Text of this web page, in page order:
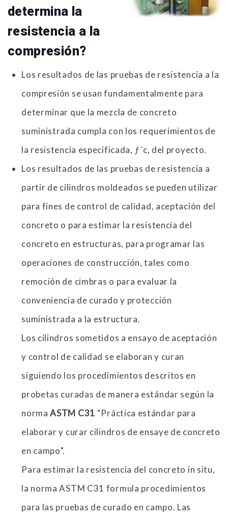
determina la
resistencia a la
compresión?
Los resultados de las pruebas de resistencia a la
compresión se usan fundamentalmente para
determinar que la mezcla de concreto
suministrada cumpla con los requerimientos de
la resistencia especificada, ƒ´c, del proyecto.
Los resultados de las pruebas de resistencia a
partir de cilindros moldeados se pueden utilizar
para fines de control de calidad, aceptación del
concreto o para estimar la resistencia del
concreto en estructuras, para programar las
operaciones de construcción, tales como
remoción de cimbras o para evaluar la
conveniencia de curado y protección
suministrada a la estructura.
Los cilindros sometidos a ensayo de aceptación
y control de calidad se elaboran y curan
siguiendo los procedimientos descritos en
probetas curadas de manera estándar según la
normaASTM C31 “Práctica estándar para
elaborar y curar cilindros de ensaye de concreto
en campo”.
Para estimar la resistencia del concreto in situ,
la norma ASTM C31 formula procedimientos
para las pruebas de curado en campo. Las